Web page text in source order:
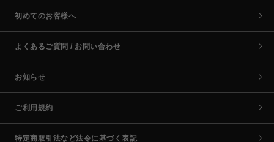
初めてのお客様へ
よくあるご質問 / お問い合わせ
お知らせ
ご利用規約
特定商取引法など法令に基づく表記